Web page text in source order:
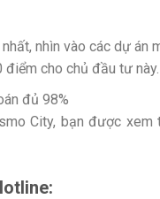
nhìn vào các dự án
cho chủ đầu tư này.
đủ 98%
City, bạn được